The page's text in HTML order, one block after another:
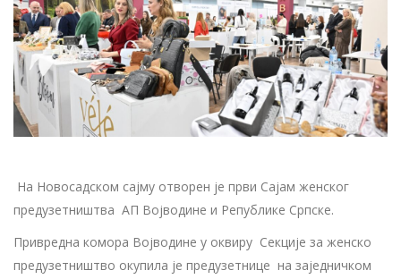
На Новосадском сајму отворен је први Сајам женског
предузетништва АП Војводине и Републике Српске.
Привредна комора Војводине у оквиру Секције за женско
предузетништво окупила је предузетнице на заједничком